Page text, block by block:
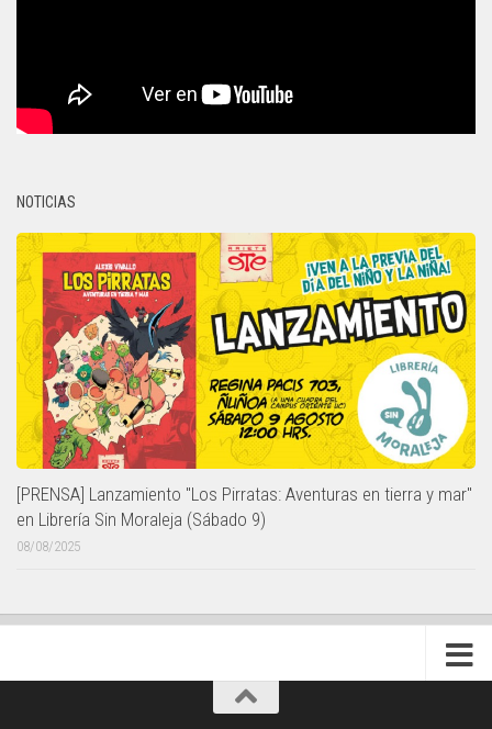
NOTICIAS
[PRENSA] Lanzamiento "Los Pirratas: Aventuras en tierra y mar"
en Librería Sin Moraleja (Sábado 9)
08/08/2025